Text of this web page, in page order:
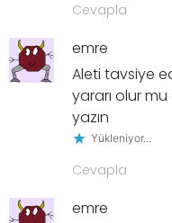
Cevapla
emre
Aleti tavsiye
yararı olur
yazın
Yükleniyor...
Cevapla
emre